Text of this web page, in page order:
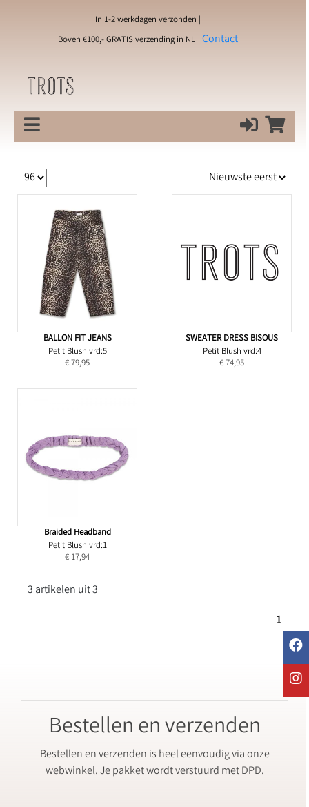
In 1-2 werkdagen verzonden |
Boven €100,- GRATIS verzending in NL Contact
BALLON FIT JEANS
Petit Blush vrd:5
€ 79,95
SWEATER DRESS BISOUS
Petit Blush vrd:4
€ 74,95
Braided Headband
Petit Blush vrd:1
€ 17,94
3 artikelen uit 3
1
Bestellen en verzenden
Bestellen en verzenden is heel eenvoudig via onze
webwinkel. Je pakket wordt verstuurd met DPD.